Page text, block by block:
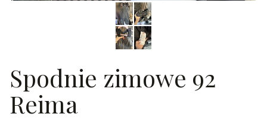
Spodnie zimowe 92
Reima